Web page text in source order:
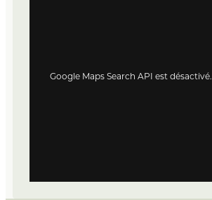
Google Maps Search API est désactivé.